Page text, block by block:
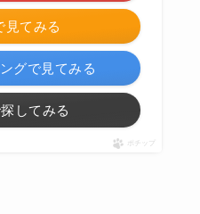
見てみる
グで見てみる
してみる
ポチップ